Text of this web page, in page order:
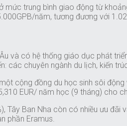
trung bình giao động từ
năm, tương đương với
và có hệ thống giáo dục phát
chuyên ngành du lịch, kiến
cộng đồng du học sinh sôi
EUR/ năm học (9 tháng) cho
Tây Ban Nha còn có nhiều ưu
phần Eramus.